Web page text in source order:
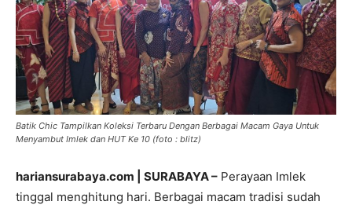
Batik Chic Tampilkan Koleksi Terbaru Dengan Berbagai Macam Gaya Untuk
Menyambut Imlek dan HUT Ke 10 (foto : blitz)
hariansurabaya.com | SURABAYA – Perayaan Imlek
tinggal menghitung hari. Berbagai macam tradisi sudah